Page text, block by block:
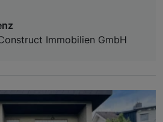
Immobilien GmbH